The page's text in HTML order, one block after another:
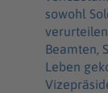
sowohl
Beamten,
Leben